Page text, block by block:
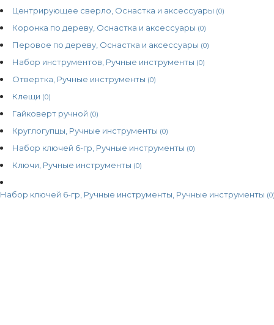
Центрирующее сверло, Оснастка и аксессуары (0)
Коронка по дереву, Оснастка и аксессуары (0)
Перовое по дереву, Оснастка и аксессуары (0)
Набор инструментов, Ручные инструменты (0)
Отвертка, Ручные инструменты (0)
Клещи (0)
Гайковерт ручной (0)
Круглогупцы, Ручные инструменты (0)
Набор ключей 6-гр, Ручные инструменты (0)
Ключи, Ручные инструменты (0)
Набор ключей 6-гр, Ручные инструменты, Ручные инструменты